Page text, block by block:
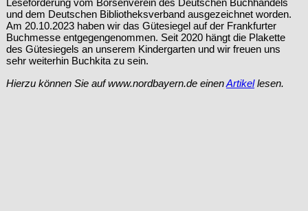
Leseförderung vom Börsenverein des Deutschen Buchhandels
und dem Deutschen Bibliotheksverband ausgezeichnet worden.
Am 20.10.2023 haben wir das Gütesiegel auf der Frankfurter
Buchmesse entgegengenommen. Seit 2020 hängt die Plakette
des Gütesiegels an unserem Kindergarten und wir freuen uns
sehr weiterhin Buchkita zu sein.
Hierzu können Sie auf www.nordbayern.de einenArtikellesen.